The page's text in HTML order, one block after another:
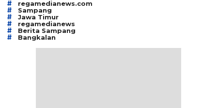
# regamedianews.com
# Sampang
# Jawa Timur
# regamedianews
# Berita Sampang
# Bangkalan